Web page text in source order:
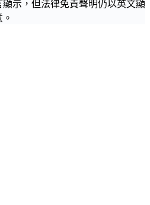
示，但法律免責聲明仍以英文顯